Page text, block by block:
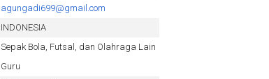
agungadi699@gmail.com
INDONESIA
Sepak Bola, Futsal, dan Olahraga Lain
Guru